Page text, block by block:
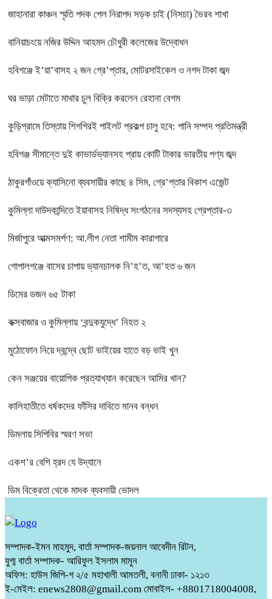
জাহানারা কাঞ্চন স্মৃতি পদক পেল নিরাপদ সড়ক চাই (নিসচা) ভৈরব শাখা
বানিয়াচংয়ে নজির উদ্দিন আহমদ চৌধুরী কলেজের উদ্বোধন
হবিগঞ্জে ই’য়া’বাসহ ২ জন গ্রে’প্তার, মোটরসাইকেল ও নগদ টাকা জব্দ
ঘর ভাড়া মেটাতে মাথার চুল বিক্রি করলেন রেহানা বেগম
কুড়িগ্রামে তিস্তায় শিগগিরই পাইলট প্রকল্প চালু হবে: পানি সম্পদ প্রতিমন্ত্রী
হবিগঞ্জ সীমান্তে দুই কাভার্ডভ্যানসহ প্রায় কোটি টাকার ভারতীয় পণ্য জব্দ
ঠাকুরগাঁওয়ে ক্যাসিনো ব্যবসায়ীর কাছে ৪ সিম, গ্রে’প্তার বিকাশ এজেন্ট
কুমিল্লা দাউদকান্দিতে ইয়াবাসহ নিষিদ্ধ সংগঠনের সদস্যসহ গ্রেপ্তার-৩
মির্জাপুরে আত্মসমর্পণ: আ.লীগ নেতা শামীম কারাগারে
গোপালগঞ্জে বাসের চাপায় ভ্যানচালক নি’হ’ত, আ’হত ৬ জন
ডিমের ডজন ৬৫ টাকা
কক্সবাজার ও কুমিল্লায় ‘বন্দুকযুদ্ধে’ নিহত ২
মুঠোফোন নিয়ে দ্বন্দ্বে ছোট ভাইয়ের হাতে বড় ভাই খুন
কেন সঞ্জয়ের বায়োপিক প্রত্যাখ্যান করেছেন আমির খান?
কালিহাতীতে ধর্ষকদের ফাঁসির দাবিতে মানব বন্ধন
ডিমলায় সিপিবির স্মরণ সভা
একশ’র বেশি হ্রদ যে উদ্যানে
ডিম বিক্রেতা থেকে মাদক ব্যবসায়ী ভোদল
সম্পাদক-ইমন মাহমুদ, বার্তা সম্পাদক-জয়নাল আবেদীন রিটন,
যুগ্ম বার্তা সম্পাদক- আরিফুল ইসলাম মামুন
অফিস: হাউস জিপি-গ ২/৫ মহাখালী আমতলী, বনানী ঢাকা- ১২১৩
ই-মেইল: enews2808@gmail.com মোবাইল- +8801718004008,